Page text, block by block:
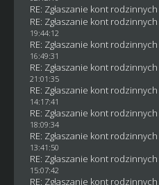
RE: Zgłaszanie kont rodzinnych
RE: Zgłaszanie kont rodzinnych
19:44:12
RE: Zgłaszanie kont rodzinnych
16:49:31
RE: Zgłaszanie kont rodzinnych
21:01:35
RE: Zgłaszanie kont rodzinnych
14:17:41
RE: Zgłaszanie kont rodzinnych
18:09:34
RE: Zgłaszanie kont rodzinnych
13:41:50
RE: Zgłaszanie kont rodzinnych
15:07:42
RE: Zgłaszanie kont rodzinnych